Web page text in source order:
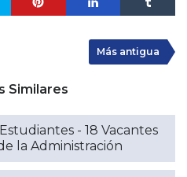
Más antigua
Similares
- 18 Vacantes
la Administración